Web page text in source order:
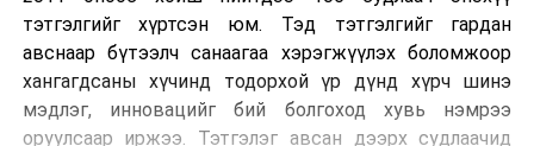
тэтгэлгийг хүртсэн юм. Тэд тэтгэлгийг гардан
авснаар бүтээлч санаагаа хэрэгжүүлэх боломжоор
хангагдсаны хүчинд тодорхой үр дүнд хүрч шинэ
мэдлэг, инновацийг бий болгоход хувь нэмрээ
оруулсаар иржээ. Тэтгэлэг авсан дээрх судлаачид